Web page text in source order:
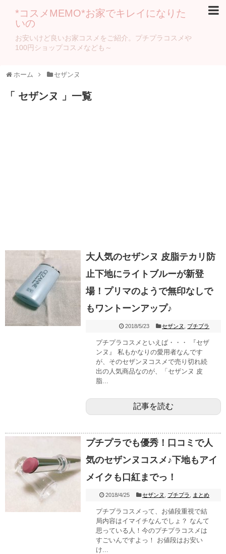
*コスメMEMO*お家でキレイになりた
いの
お安いけど良いお家コスメをご紹介。プチプラコスメや
100円ショップコスメなども～
ホーム セザンヌ
「 セザンヌ 」一覧
大人気のセザンヌ 皮脂テカリ防
止下地にライトブルーが新登
場！プリマのようで無印なしで
もワントーンアップ♪
2018/5/23 セザンヌ プチプラ
プチプラコスメといえば・・・ 『セザ
ンヌ』 私もかなりの愛用者なんです
が、そのセザンヌコスメで売り切れ続
出の人気商品なのが、「セザンヌ 皮
脂...
記事を読む
プチプラでも優秀！口コミで人
気のセザンヌコスメ♪下地もアイ
メイクも口紅までっ！
2018/4/25 セザンヌ プチプラ まとめ
プチプラコスメって、お値段重視で結
局内容はイマイチなんでしょ？ なんて
思っている人！今のプチプラコスメは
すごいんですよっ！ お値段はお安い
け...